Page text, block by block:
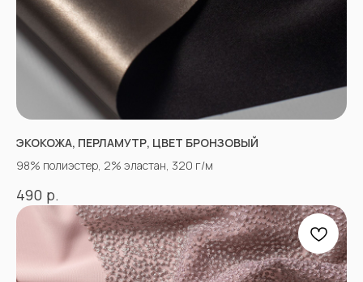
ЭКОКОЖА, ПЕРЛАМУТР, ЦВЕТ БРОНЗОВЫЙ
98% полиэстер, 2% эластан, 320 г/м
490 р.